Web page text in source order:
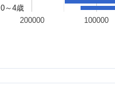
200000 100000
0～4歳